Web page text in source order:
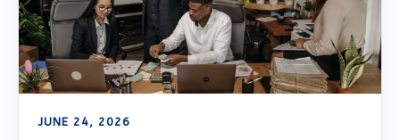
JUNE 24, 2026